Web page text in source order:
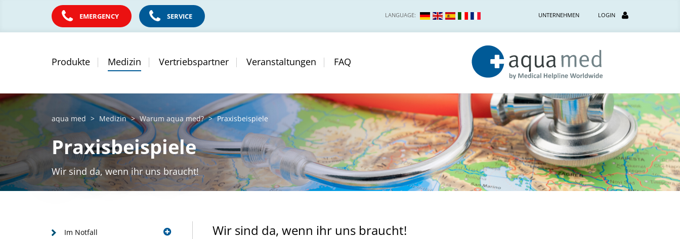
EMERGENCY SERVICE LANGUAGE: UNTERNEHMEN LOGIN
Produkte Medizin Vertriebspartner Veranstaltungen FAQ
aqua med Medizin Warum aqua med? Praxisbeispiele
Praxisbeispiele
Wir sind da, wenn ihr uns braucht!
Wir sind da, wenn ihr uns braucht!
Im Notfall